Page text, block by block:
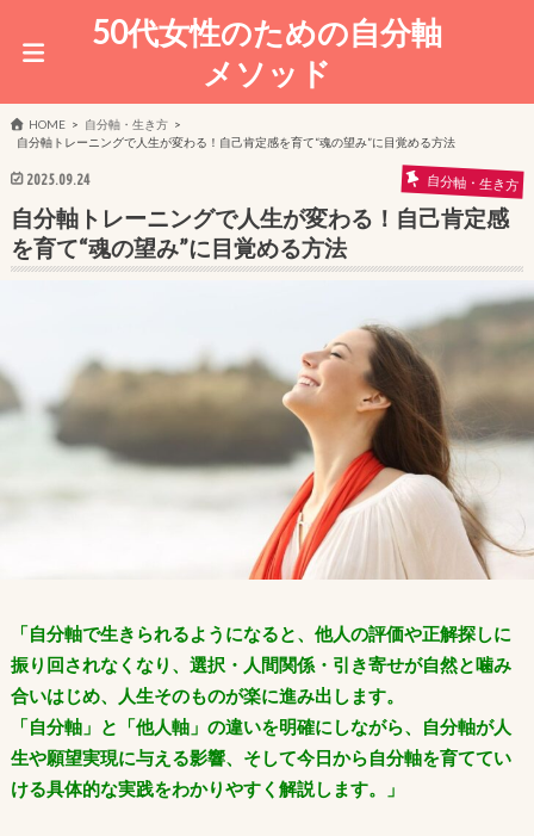
50代女性のための自分軸
メソッド
HOME
自分軸・生き方
自分軸トレーニングで人生が変わる！自己肯定感を育て“魂の望み”に目覚める方法
2025.09.24 自分軸・生き方
自分軸トレーニングで人生が変わる！自己肯定感
を育て“魂の望み”に目覚める方法
「自分軸で生きられるようになると、他人の評価や正解探しに
振り回されなくなり、選択・人間関係・引き寄せが自然と噛み
合いはじめ、人生そのものが楽に進み出します。
「自分軸」と「他人軸」の違いを明確にしながら、自分軸が人
生や願望実現に与える影響、そして今日から自分軸を育ててい
ける具体的な実践をわかりやすく解説します。」